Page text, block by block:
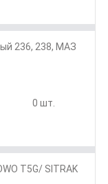
236, 238, МАЗ
0 шт.
T5G/ SITRAK